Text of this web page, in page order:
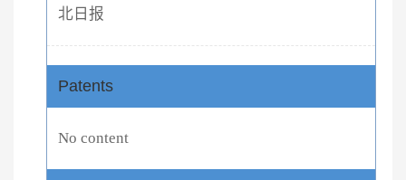
北日报
Patents
No content